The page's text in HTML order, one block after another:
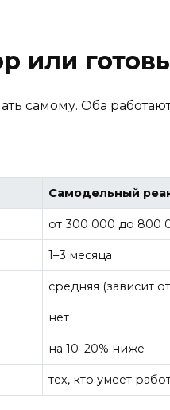
или
самому. Оба
Самодельный
от 300 000 до 800
1–3 месяца
средняя (зависит
нет
на 10–20% ниже
тех, кто умеет